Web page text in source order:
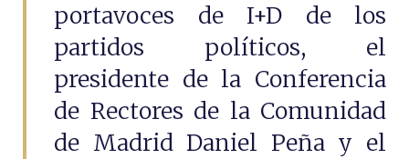
portavoces de I+D de los
partidos políticos, el
presidente de la Conferencia
de Rectores de la Comunidad
de Madrid Daniel Peña y el